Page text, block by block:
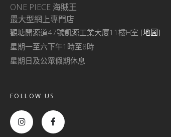
ONE PIECE 海賊王
最大型網上專門店
觀塘開源道47號凱源工業大廈11樓H室 [地圖]
星期一至六下午1時至8時
星期日及公眾假期休息
FOLLOW US